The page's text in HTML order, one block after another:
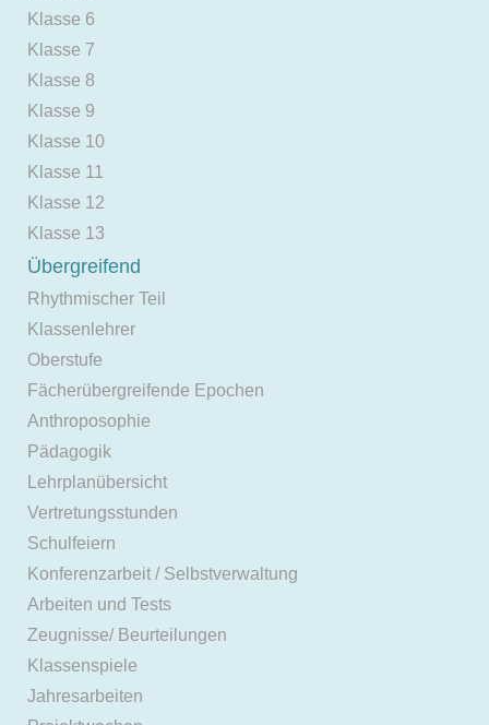
Klasse 6
Klasse 7
Klasse 8
Klasse 9
Klasse 10
Klasse 11
Klasse 12
Klasse 13
Übergreifend
Rhythmischer Teil
Klassenlehrer
Oberstufe
Fächerübergreifende Epochen
Anthroposophie
Pädagogik
Lehrplanübersicht
Vertretungsstunden
Schulfeiern
Konferenzarbeit / Selbstverwaltung
Arbeiten und Tests
Zeugnisse/ Beurteilungen
Klassenspiele
Jahresarbeiten